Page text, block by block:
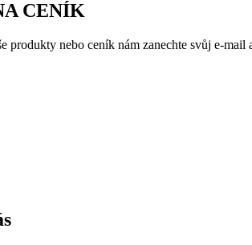
CENÍK
produkty nebo ceník nám zanechte svůj e-mail